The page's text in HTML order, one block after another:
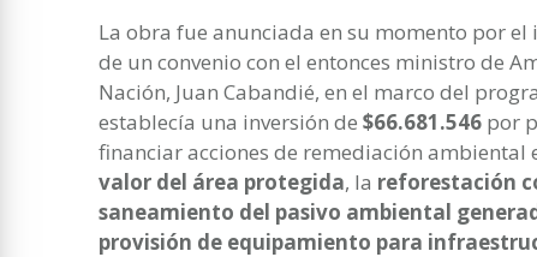
La obra fue anunciada en su momento por
de un convenio con el entonces ministro de
Nación, Juan Cabandié, en el marco del
establecía una inversión de $66.681.546 por
financiar acciones de remediación ambiental
valor del área protegida, la reforestación
saneamiento del pasivo ambiental
provisión de equipamiento para